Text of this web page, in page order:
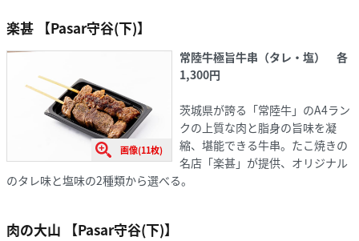
楽甚 【Pasar守谷(下)】
画像(11枚)
常陸牛極旨牛串（タレ・塩）
各
1,300円
茨城県が誇る「常陸牛」のA4ラン
クの上質な肉と脂身の旨味を凝
縮、堪能できる牛串。たこ焼きの
名店「楽甚」が提供、オリジナル
のタレ味と塩味の2種類から選べる。
肉の大山 【Pasar守谷(下)】